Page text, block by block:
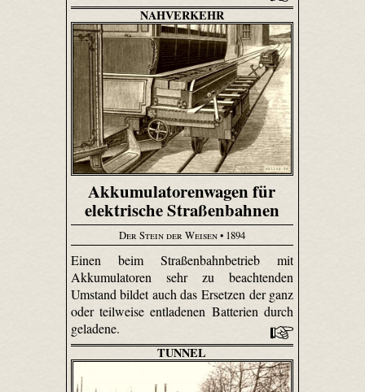
NAHVERKEHR
Akkumulatorenwagen für
elektrische Straßenbahnen
Der Stein der Weisen• 1894
Einen beim Straßenbahnbetrieb mit
Akkumulatoren sehr zu beachtenden
Umstand bildet auch das Ersetzen der ganz
oder teilweise entladenen Batterien durch
geladene.
TUNNEL